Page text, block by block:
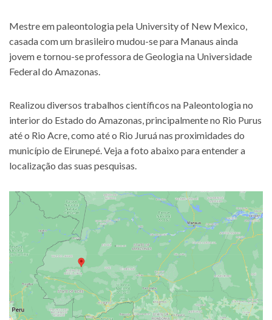
Mestre em paleontologia pela University of New Mexico,
casada com um brasileiro mudou-se para Manaus ainda
jovem e tornou-se professora de Geologia na Universidade
Federal do Amazonas.
Realizou diversos trabalhos científicos na Paleontologia no
interior do Estado do Amazonas, principalmente no Rio Purus
até o Rio Acre, como até o Rio Juruá nas proximidades do
município de Eirunepé. Veja a foto abaixo para entender a
localização das suas pesquisas.